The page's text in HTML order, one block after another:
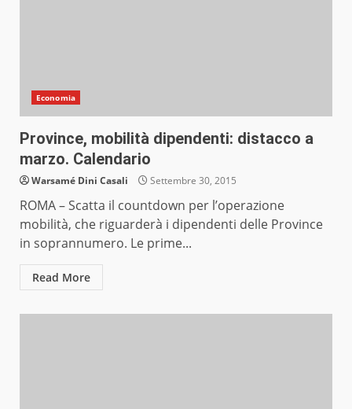
Economia
Province, mobilità dipendenti: distacco a
marzo. Calendario
Warsamé Dini Casali Settembre 30, 2015
ROMA – Scatta il countdown per l’operazione
mobilità, che riguarderà i dipendenti delle Province
in soprannumero. Le prime...
Read More